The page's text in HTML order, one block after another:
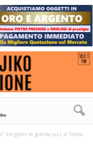
tre giorni di grande jazz al Teatro